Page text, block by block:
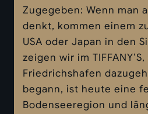
Zugegeben: Wenn man
denkt, kommen einem
USA oder Japan in den
zeigen wir im
Friedrichshafen
begann, ist heute eine
Bodenseeregion und